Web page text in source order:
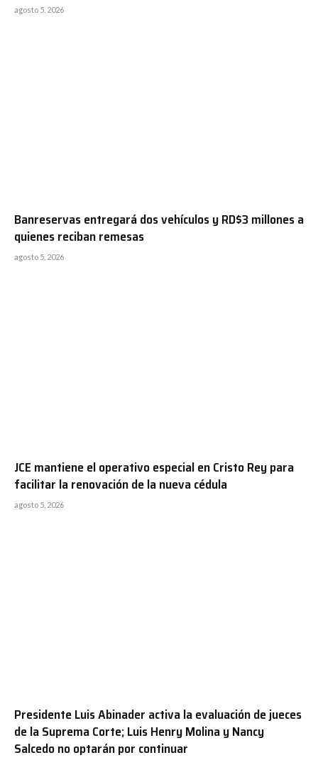
agosto 5, 2026
Banreservas entregará dos vehículos y RD$3 millones a
quienes reciban remesas
agosto 5, 2026
JCE mantiene el operativo especial en Cristo Rey para
facilitar la renovación de la nueva cédula
agosto 5, 2026
Presidente Luis Abinader activa la evaluación de jueces
de la Suprema Corte; Luis Henry Molina y Nancy
Salcedo no optarán por continuar